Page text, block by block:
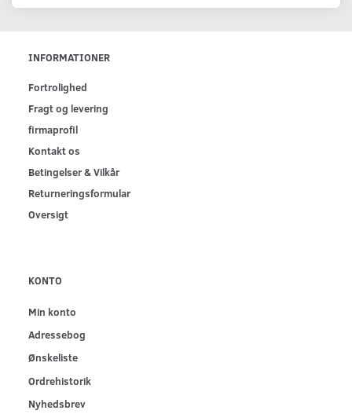
INFORMATIONER
Fortrolighed
Fragt og levering
firmaprofil
Kontakt os
Betingelser & Vilkår
Returneringsformular
Oversigt
KONTO
Min konto
Adressebog
Ønskeliste
Ordrehistorik
Nyhedsbrev